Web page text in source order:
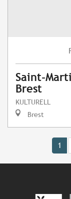
Saint-
Brest
KULTURELL
Brest
1